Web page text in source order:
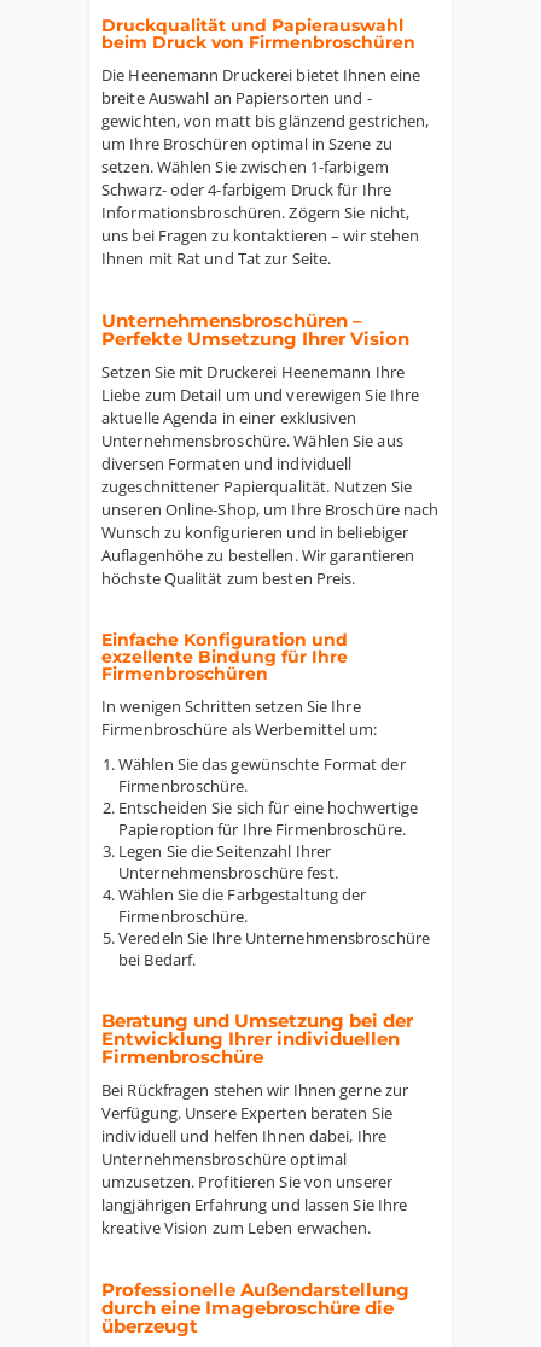
Druckqualität und Papierauswahl
beim Druck von Firmenbroschüren
Die Heenemann Druckerei bietet Ihnen eine
breite Auswahl an Papiersorten und -
gewichten, von matt bis glänzend gestrichen,
um Ihre Broschüren optimal in Szene zu
setzen. Wählen Sie zwischen 1-farbigem
Schwarz- oder 4-farbigem Druck für Ihre
Informationsbroschüren. Zögern Sie nicht,
uns bei Fragen zu kontaktieren – wir stehen
Ihnen mit Rat und Tat zur Seite.
Unternehmensbroschüren –
Perfekte Umsetzung Ihrer Vision
Setzen Sie mit Druckerei Heenemann Ihre
Liebe zum Detail um und verewigen Sie Ihre
aktuelle Agenda in einer exklusiven
Unternehmensbroschüre. Wählen Sie aus
diversen Formaten und individuell
zugeschnittener Papierqualität. Nutzen Sie
unseren Online-Shop, um Ihre Broschüre nach
Wunsch zu konfigurieren und in beliebiger
Auflagenhöhe zu bestellen. Wir garantieren
höchste Qualität zum besten Preis.
Einfache Konfiguration und
exzellente Bindung für Ihre
Firmenbroschüren
In wenigen Schritten setzen Sie Ihre
Firmenbroschüre als Werbemittel um:
Wählen Sie das gewünschte Format der
Firmenbroschüre.
Entscheiden Sie sich für eine hochwertige
Papieroption für Ihre Firmenbroschüre.
Legen Sie die Seitenzahl Ihrer
Unternehmensbroschüre fest.
Wählen Sie die Farbgestaltung der
Firmenbroschüre.
Veredeln Sie Ihre Unternehmensbroschüre
bei Bedarf.
Beratung und Umsetzung bei der
Entwicklung Ihrer individuellen
Firmenbroschüre
Bei Rückfragen stehen wir Ihnen gerne zur
Verfügung. Unsere Experten beraten Sie
individuell und helfen Ihnen dabei, Ihre
Unternehmensbroschüre optimal
umzusetzen. Profitieren Sie von unserer
langjährigen Erfahrung und lassen Sie Ihre
kreative Vision zum Leben erwachen.
Professionelle Außendarstellung
durch eine Imagebroschüre die
überzeugt